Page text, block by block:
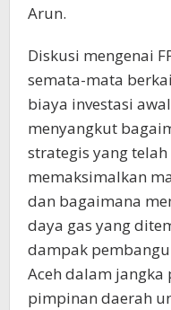
Arun.
Diskusi mengenai
semata-mata
biaya investasi
menyangkut
strategis yang
memaksimalkan
dan bagaimana
daya gas yang
dampak
Aceh dalam jangka
pimpinan daerah